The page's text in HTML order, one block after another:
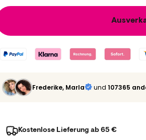
Frederike, Marla und 107365
Kostenlose Lieferung ab 65 €